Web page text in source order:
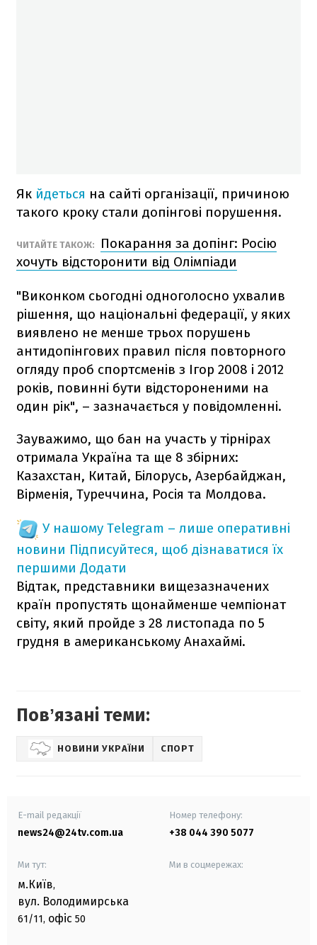
Як йдеться на сайті організації, причиною
такого кроку стали допінгові порушення.
ЧИТАЙТЕ ТАКОЖ:
Покарання за допінг: Росію
хочуть відсторонити від Олімпіади
"Виконком сьогодні одноголосно ухвалив
рішення, що національні федерації, у яких
виявлено не менше трьох порушень
антидопінгових правил після повторного
огляду проб спортсменів з Ігор 2008 і 2012
років, повинні бути відстороненими на
один рік", – зазначається у повідомленні.
Зауважимо, що бан на участь у тірнірах
отримала Україна та ще 8 збірних:
Казахстан, Китай, Білорусь, Азербайджан,
Вірменія, Туреччина, Росія та Молдова.
У нашому Telegram – лише оперативні
новини Підписуйтеся, щоб дізнаватися їх
першими Додати
Відтак, представники вищезазначених
країн пропустять щонайменше чемпіонат
світу, який пройде з 28 листопада по 5
грудня в американському Анахаймі.
Повʼязані теми:
НОВИНИ УКРАЇНИ СПОРТ
E-mail редакції
news24@24tv.com.ua
Номер телефону:
+38 044 390 5077
Ми тут:
м.Київ,
вул. Володимирська
61/11, офіс 50
Ми в соцмережах: